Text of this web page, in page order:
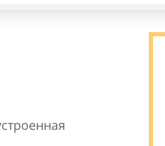
компания»